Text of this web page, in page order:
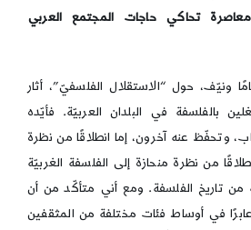
تحاكي حاجات المجتمع العربي
ونيّف، حول “الاستقلال الفلسفيّ”، أثار
بالفلسفة في البلدان العربيّة. فأيّده
وتحفّظ عنه آخرون، إما انطلاقًا من نظرة
من نظرة منحازة إلى الفلسفة الغربيّة
من تاريخ الفلسفة. ومع أني متأكّد من أن
في أوساط فئات مختلفة من المثقفين